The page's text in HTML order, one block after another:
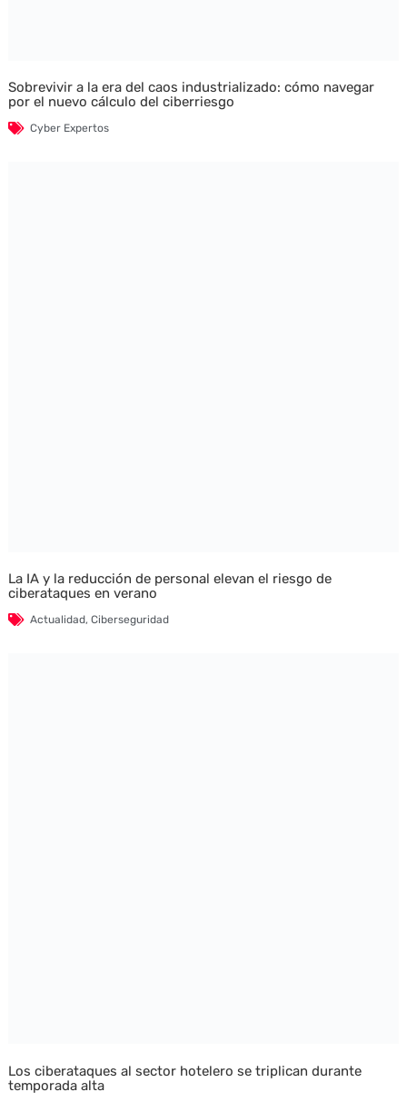
Sobrevivir a la era del caos industrializado: cómo navegar
por el nuevo cálculo del ciberriesgo
Cyber Expertos
La IA y la reducción de personal elevan el riesgo de
ciberataques en verano
Actualidad, Ciberseguridad
Los ciberataques al sector hotelero se triplican durante
temporada alta